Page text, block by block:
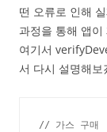
떤 오류로 인해
과정을 통해 앱
여기서
서 다시 설명해보
// 가스 구매